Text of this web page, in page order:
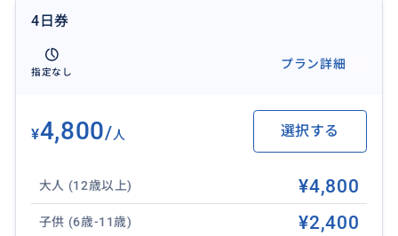
チケットカウンターが閉鎖中のため紙チケットの発行
を休止し、eチケットのみのお取り扱いとなっておりま
なります。
【参加制限】
・13歳以下のお客様は必ず保護者同伴でご乗車くださ
4日券
指定なし
プラン詳細
¥4,800/人 選択する
大人 (12歳以上) ¥4,800
子供 (6歳-11歳) ¥2,400